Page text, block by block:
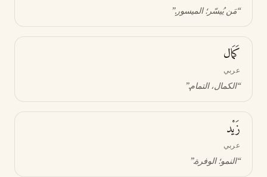
“مَن يُيسّر؛ الميسور.”
كَمَال
عربي
“الكمال، التمام.”
زَيْد
عربي
“النمو؛ الوفرة.”